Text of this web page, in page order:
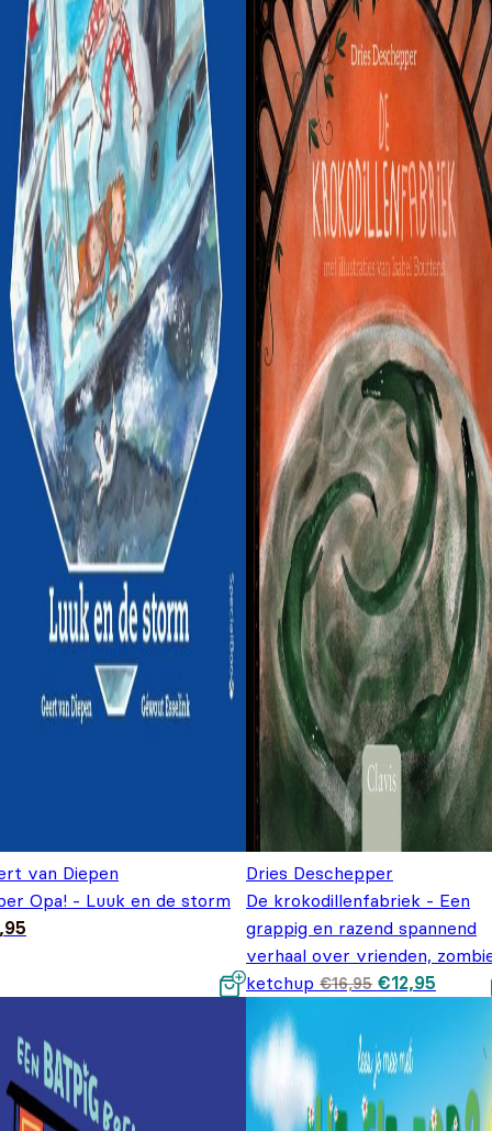
van Diepen
Opa! - Luuk en de storm
Dries Deschepper
De krokodillenfabriek - Een
grappig en razend spannend
verhaal over vrienden,
ketchup €16,95 prijs was:
€12,95
prijs